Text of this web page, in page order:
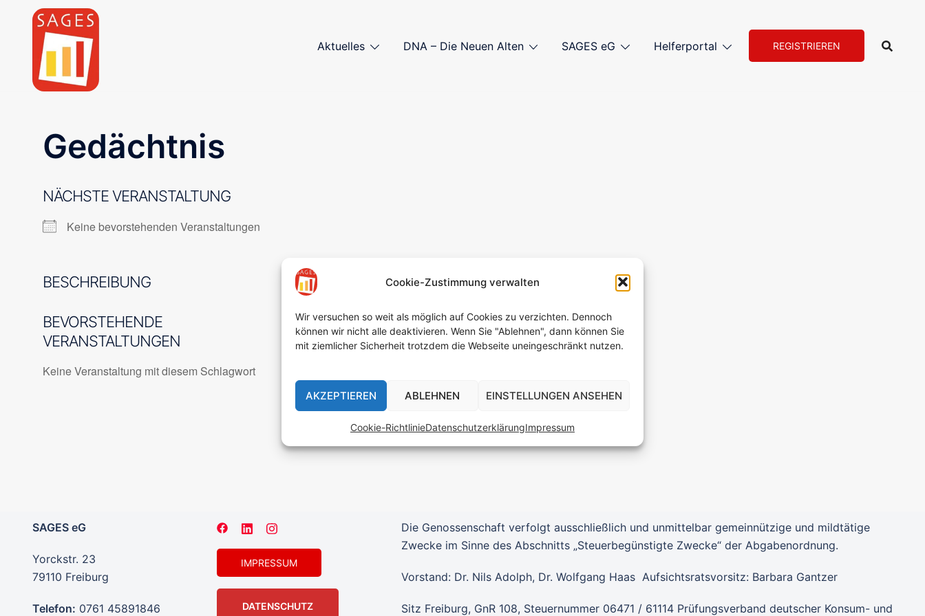
Cookie-Zustimmung verwalten
Wir versuchen so weit als möglich auf Cookies zu verzichten. Dennoch
können wir nicht alle deaktivieren. Wenn Sie "Ablehnen", dann können Sie
mit ziemlicher Sicherheit trotzdem die Webseite uneingeschränkt nutzen.
AKZEPTIEREN ABLEHNEN EINSTELLUNGEN ANSEHEN
Cookie-RichtlinieDatenschutzerklärungImpressum
springen
Aktuelles DNA – Die Neuen Alten SAGES eG Helferportal REGISTRIEREN
Gedächtnis
NÄCHSTE VERANSTALTUNG
Keine bevorstehenden Veranstaltungen
BESCHREIBUNG
BEVORSTEHENDE
VERANSTALTUNGEN
Keine Veranstaltung mit diesem Schlagwort
SAGES eG
Yorckstr. 23
79110 Freiburg
Telefon: 0761 45891846
IMPRESSUM
DATENSCHUTZ
Die Genossenschaft verfolgt ausschließlich und unmittelbar gemeinnützige und mildtätige
Zwecke im Sinne des Abschnitts „Steuerbegünstigte Zwecke“ der Abgabenordnung.
Vorstand: Dr. Nils Adolph, Dr. Wolfgang Haas Aufsichtsratsvorsitz: Barbara Gantzer
Sitz Freiburg, GnR 108, Steuernummer 06471 / 61114 Prüfungsverband deutscher Konsum- und